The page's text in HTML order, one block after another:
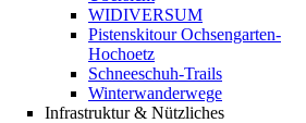
WIDIVERSUM
Pistenskitour Ochsengarten-
Hochoetz
Schneeschuh-Trails
Winterwanderwege
Infrastruktur & Nützliches